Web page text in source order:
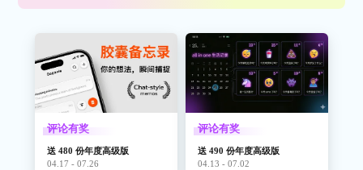
评论有奖
送 480 份年度高级版
04.17 - 07.26
评论有奖
送 490 份年度高级版
04.13 - 07.02